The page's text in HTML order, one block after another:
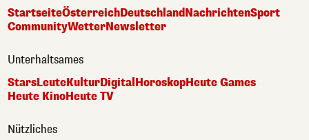
StartseiteÖsterreichDeutschlandNachrichtenSport
CommunityWetterNewsletter
Unterhaltsames
StarsLeuteKulturDigital HoroskopHeute Games
Heute KinoHeute TV
Nützliches